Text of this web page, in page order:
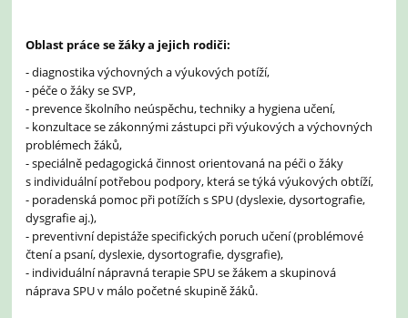
Oblast práce se žáky a jejich rodiči:
- diagnostika výchovných a výukových potíží,
- péče o žáky se SVP,
- prevence školního neúspěchu, techniky a hygiena učení,
- konzultace se zákonnými zástupci při výukových a výchovných
problémech žáků,
- speciálně pedagogická činnost orientovaná na péči o žáky
s individuální potřebou podpory, která se týká výukových obtíží,
- poradenská pomoc při potížích s SPU (dyslexie, dysortografie,
dysgrafie aj.),
- preventivní depistáže specifických poruch učení (problémové
čtení a psaní, dyslexie, dysortografie, dysgrafie),
- individuální nápravná terapie SPU se žákem a skupinová
náprava SPU v málo početné skupině žáků.